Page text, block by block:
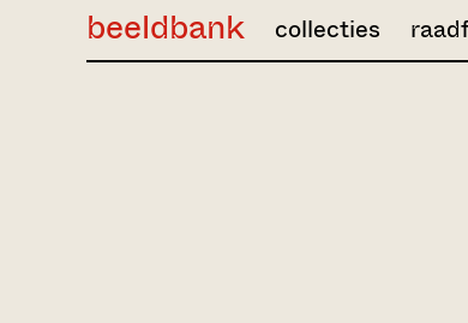
beeldbank collecties